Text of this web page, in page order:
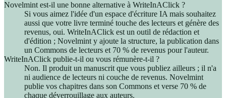
Novelmint est-il une bonne alternative à WriteInAClick ?
Si vous aimez l'idée d'un espace d'écriture IA mais souhaitez
aussi que votre livre terminé touche des lecteurs et génère des
revenus, oui. WriteInAClick est un outil de rédaction et
d'édition ; Novelmint y ajoute la structure, la publication dans
un Commons de lecteurs et 70 % de revenus pour l'auteur.
WriteInAClick publie-t-il ou vous rémunère-t-il ?
Non. Il produit un manuscrit que vous publiez ailleurs ; il n'a
ni audience de lecteurs ni couche de revenus. Novelmint
publie vos chapitres dans son Commons et verse 70 % de
chaque déverrouillage aux auteurs.